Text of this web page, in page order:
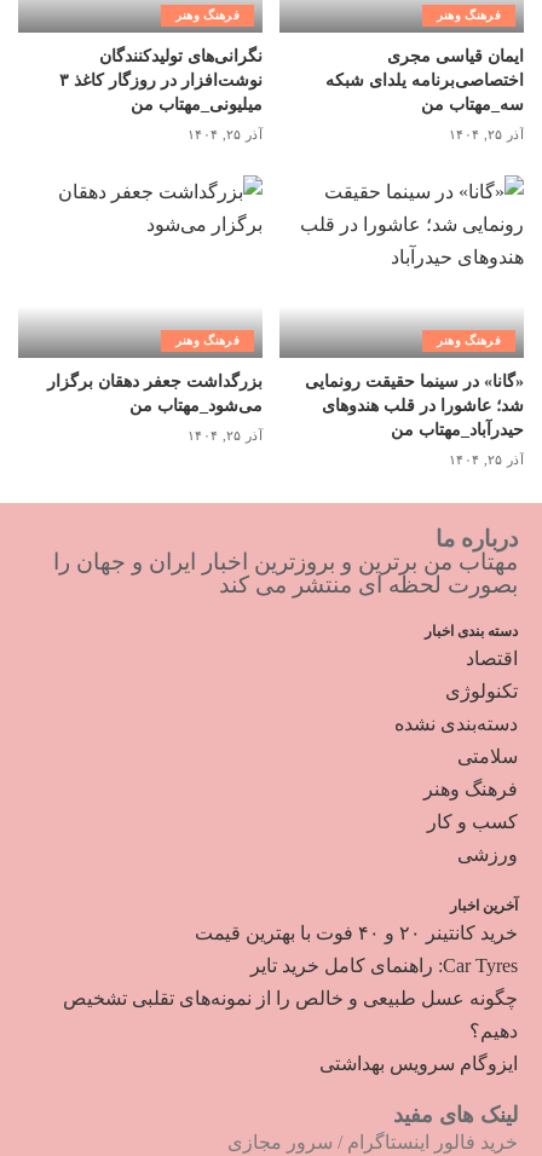
فرهنگ وهنر
ایمان قیاسی مجری
اختصاصی‌برنامه یلدای شبکه
سه_مهتاب من
آذر ۲۵, ۱۴۰۴
فرهنگ وهنر
نگرانی‌های تولیدکنندگان
نوشت‌افزار در روزگار کاغذ ۳
میلیونی_مهتاب من
آذر ۲۵, ۱۴۰۴
فرهنگ وهنر
«گانا» در سینما حقیقت رونمایی
شد؛ عاشورا در قلب هندوهای
حیدرآباد_مهتاب من
آذر ۲۵, ۱۴۰۴
فرهنگ وهنر
بزرگداشت جعفر دهقان برگزار
می‌شود_مهتاب من
آذر ۲۵, ۱۴۰۴
درباره ما
مهتاب من برترین و بروزترین اخبار ایران و جهان را
بصورت لحظه ای منتشر می کند
دسته بندی اخبار
اقتصاد
تکنولوژی
دسته‌بندی نشده
سلامتی
فرهنگ وهنر
کسب و کار
ورزشی
آخرین اخبار
خرید کانتینر ۲۰ و ۴۰ فوت با بهترین قیمت
Car Tyres: راهنمای کامل خرید تایر
چگونه عسل طبیعی و خالص را از نمونه‌های تقلبی تشخیص
دهیم؟
ایزوگام سرویس بهداشتی
لینک های مفید
خرید فالور اینستاگرام / سرور مجازی